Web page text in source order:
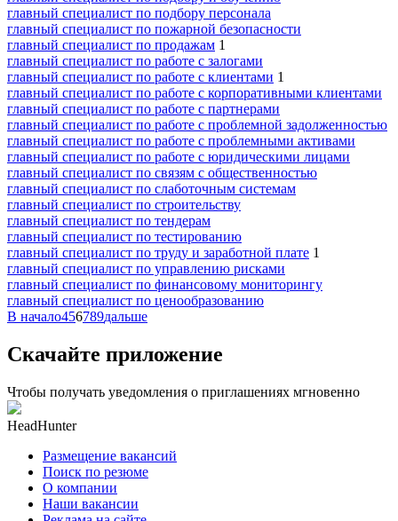
главный специалист по подбору персонала
главный специалист по пожарной безопасности
главный специалист по продажам 1
главный специалист по работе с залогами
главный специалист по работе с клиентами 1
главный специалист по работе с корпоративными клиентами
главный специалист по работе с партнерами
главный специалист по работе с проблемной задолженностью
главный специалист по работе с проблемными активами
главный специалист по работе с юридическими лицами
главный специалист по связям с общественностью
главный специалист по слаботочным системам
главный специалист по строительству
главный специалист по тендерам
главный специалист по тестированию
главный специалист по труду и заработной плате 1
главный специалист по управлению рисками
главный специалист по финансовому мониторингу
главный специалист по ценообразованию
В начало456789дальше
Скачайте приложение
Чтобы получать уведомления о приглашениях мгновенно
HeadHunter
Размещение вакансий
Поиск по резюме
О компании
Наши вакансии